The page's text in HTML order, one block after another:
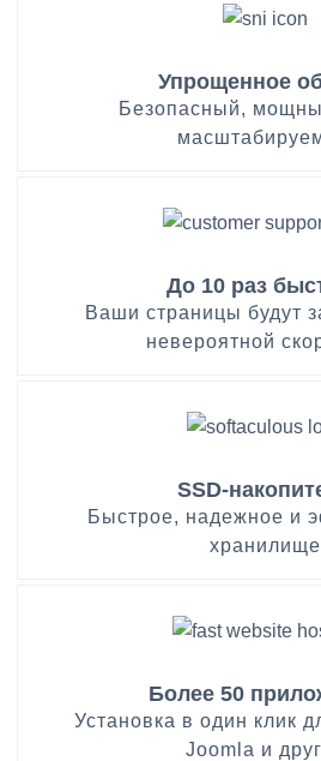
Упрощенное
Безопасный,
До 10 раз
Ваши страницы будут
невероятной
SSD-
Быстрое, надежное и
хранилище
Более 50
Установка в один клик
Joomla и